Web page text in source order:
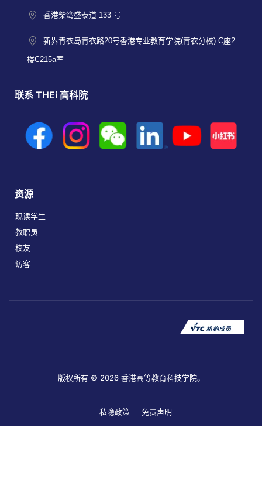
香港柴湾盛泰道 133 号
新界青衣岛青衣路20号香港专业教育学院(青衣分校) C座2
楼C215a室
联系 THEi 高科院
资源
现读学生
教职员
校友
访客
版权所有 © 2026 香港高等教育科技学院。
私隐政策 免责声明